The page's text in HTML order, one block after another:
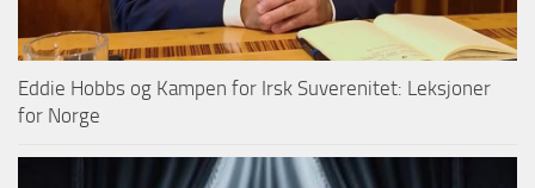
Eddie Hobbs og Kampen for Irsk Suverenitet: Leksjoner
for Norge